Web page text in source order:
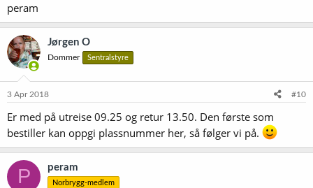
peram
Jørgen O
Dommer Sentralstyre
3 Apr 2018 #10
Er med på utreise 09.25 og retur 13.50. Den første som
bestiller kan oppgi plassnummer her, så følger vi på.
P peram
Norbrygg-medlem